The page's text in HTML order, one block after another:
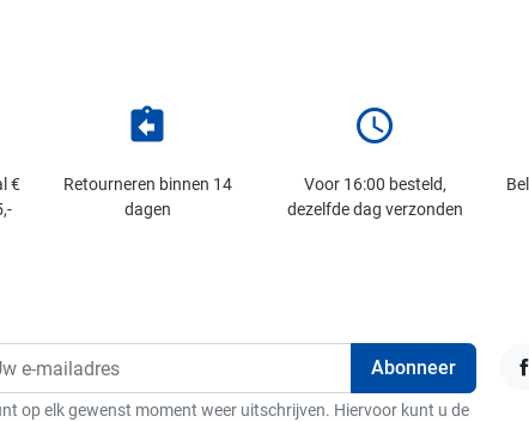
€
assignment_return
Retourneren binnen 14
dagen
schedule
Voor 16:00 besteld,
dezelfde dag verzonden
op elk gewenst moment weer uitschrijven. Hiervoor kunt u de